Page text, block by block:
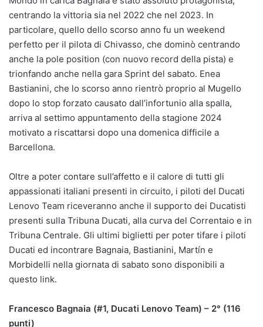
centrando la vittoria sia nel 2022 che nel 2023. In
particolare, quello dello scorso anno fu un weekend
perfetto per il pilota di Chivasso, che dominò centrando
anche la pole position (con nuovo record della pista) e
trionfando anche nella gara Sprint del sabato. Enea
Bastianini, che lo scorso anno rientrò proprio al Mugello
dopo lo stop forzato causato dall’infortunio alla spalla,
arriva al settimo appuntamento della stagione 2024
motivato a riscattarsi dopo una domenica difficile a
Barcellona.
Oltre a poter contare sull’affetto e il calore di tutti gli
appassionati italiani presenti in circuito, i piloti del Ducati
Lenovo Team riceveranno anche il supporto dei Ducatisti
presenti sulla Tribuna Ducati, alla curva del Correntaio e in
Tribuna Centrale. Gli ultimi biglietti per poter tifare i piloti
Ducati ed incontrare Bagnaia, Bastianini, Martín e
Morbidelli nella giornata di sabato sono disponibili a
questo link.
Francesco Bagnaia (#1, Ducati Lenovo Team) – 2° (116
punti)